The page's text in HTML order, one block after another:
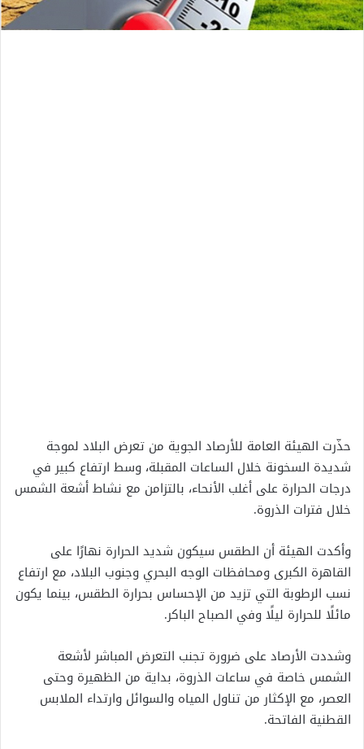
حذّرت الهيئة العامة للأرصاد الجوية من تعرض البلاد لموجة
شديدة السخونة خلال الساعات المقبلة، وسط ارتفاع كبير في
درجات الحرارة على أغلب الأنحاء، بالتزامن مع نشاط أشعة الشمس
خلال فترات الذروة.
وأكدت الهيئة أن الطقس سيكون شديد الحرارة نهارًا على
القاهرة الكبرى ومحافظات الوجه البحري وجنوب البلاد، مع ارتفاع
نسب الرطوبة التي تزيد من الإحساس بحرارة الطقس، بينما يكون
مائلًا للحرارة ليلًا وفي الصباح الباكر.
وشددت الأرصاد على ضرورة تجنب التعرض المباشر لأشعة
الشمس خاصة في ساعات الذروة، بداية من الظهيرة وحتى
العصر، مع الإكثار من تناول المياه والسوائل وارتداء الملابس
القطنية الفاتحة.